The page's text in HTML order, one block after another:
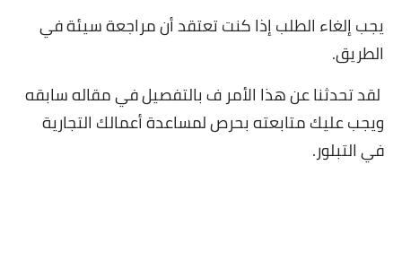
يجب إلغاء الطلب إذا كنت تعتقد أن مراجعة سيئة في
الطريق.
لقد تحدثنا عن هذا الأمر ف بالتفصيل في مقاله سابقه
ويجب عليك متابعته بحرص لمساعدة أعمالك التجارية
في التبلور.